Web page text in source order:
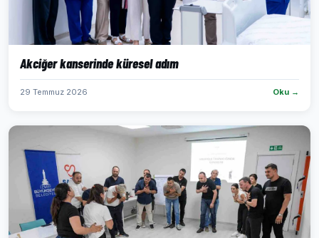
Akciğer kanserinde küresel adım
29 Temmuz 2026 Oku →